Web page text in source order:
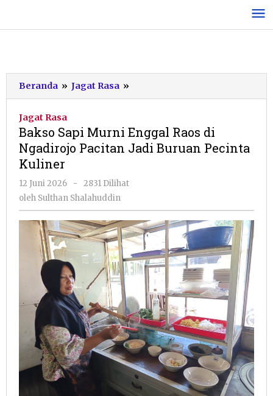
konten
Beranda » Jagat Rasa »
Sapi
Raos
di
Pecinta
Kuliner
Jagat Rasa
Bakso Sapi Murni Enggal Raos di
Ngadirojo Pacitan Jadi Buruan Pecinta
Kuliner
12 Juni 2026
oleh
Sulthan
-
2831 Dilihat
oleh Sulthan Shalahuddin